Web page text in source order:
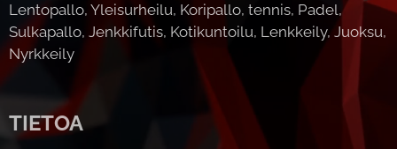
Lentopallo, Yleisurheilu, Koripallo, tennis, Padel,
Sulkapallo, Jenkkifutis, Kotikuntoilu, Lenkkeily, Juoksu,
Nyrkkeily
TIETOA